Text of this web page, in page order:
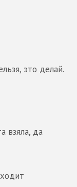
это делай.
взяла, да